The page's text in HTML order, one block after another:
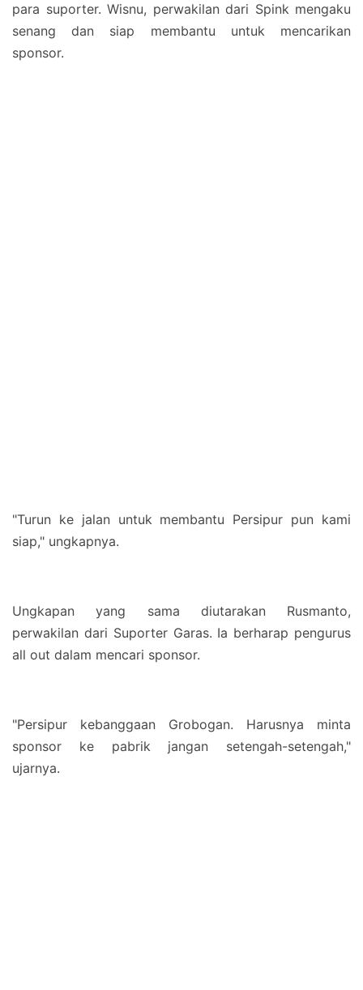
para suporter. Wisnu, perwakilan dari Spink mengaku
senang dan siap membantu untuk mencarikan
sponsor.
"Turun ke jalan untuk membantu Persipur pun kami
siap," ungkapnya.
Ungkapan yang sama diutarakan Rusmanto,
perwakilan dari Suporter Garas. Ia berharap pengurus
all out dalam mencari sponsor.
"Persipur kebanggaan Grobogan. Harusnya minta
sponsor ke pabrik jangan setengah-setengah,"
ujarnya.